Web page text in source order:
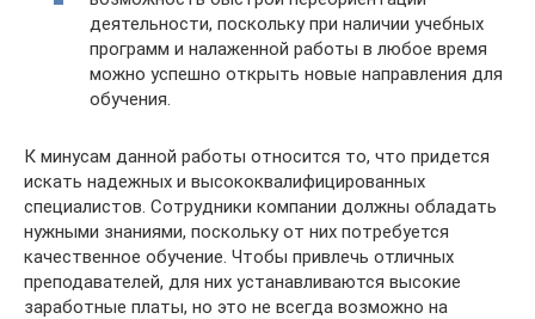
деятельности, поскольку при наличии учебных
программ и налаженной работы в любое время
можно успешно открыть новые направления для
обучения.
К минусам данной работы относится то, что придется
искать надежных и высококвалифицированных
специалистов. Сотрудники компании должны обладать
нужными знаниями, поскольку от них потребуется
качественное обучение. Чтобы привлечь отличных
преподавателей, для них устанавливаются высокие
заработные платы, но это не всегда возможно на